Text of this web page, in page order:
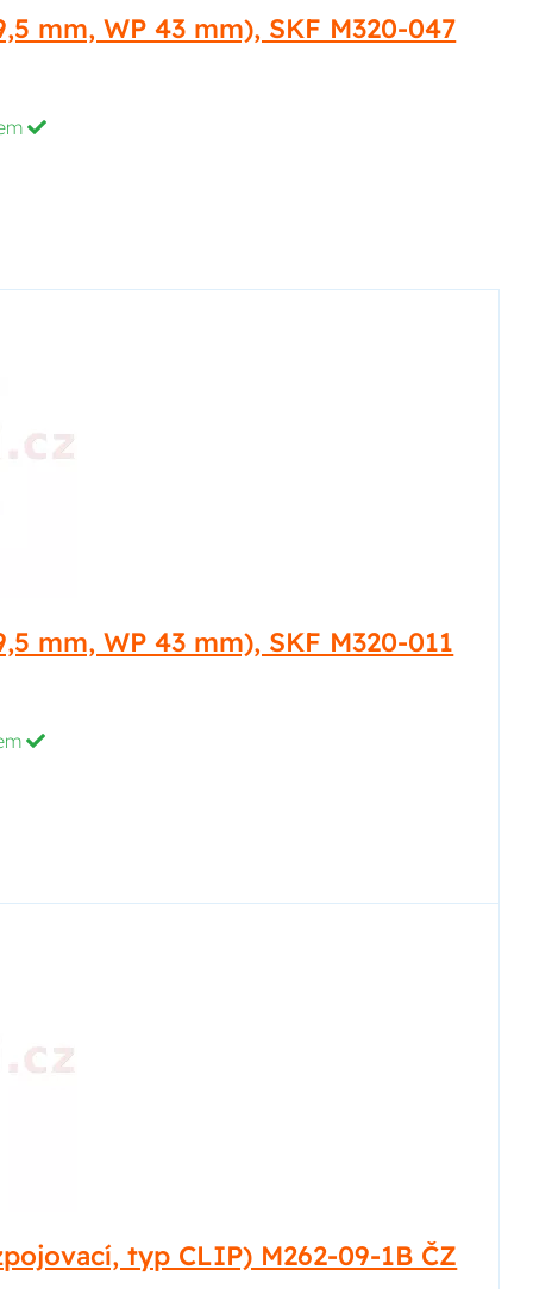
mm, WP 43 mm), SKF M320-047
mm, WP 43 mm), SKF M320-011
typ CLIP) M262-09-1B ČZ